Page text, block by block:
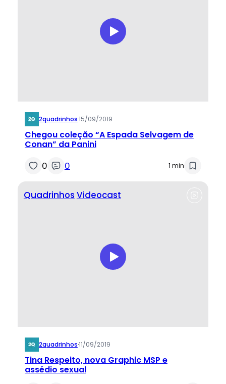
2quadrinhos·15/09/2019
Chegou coleção “A Espada Selvagem de
Conan” da Panini
0 0 1 min
Quadrinhos Videocast
2quadrinhos·11/09/2019
Tina Respeito, nova Graphic MSP e
assédio sexual